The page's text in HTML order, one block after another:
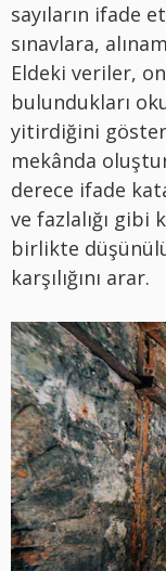
sayıların ifade
sınavlara,
Eldeki veriler,
bulundukları
yitirdiğini
mekânda
derece ifade
ve fazlalığı gibi
birlikte
karşılığını arar.